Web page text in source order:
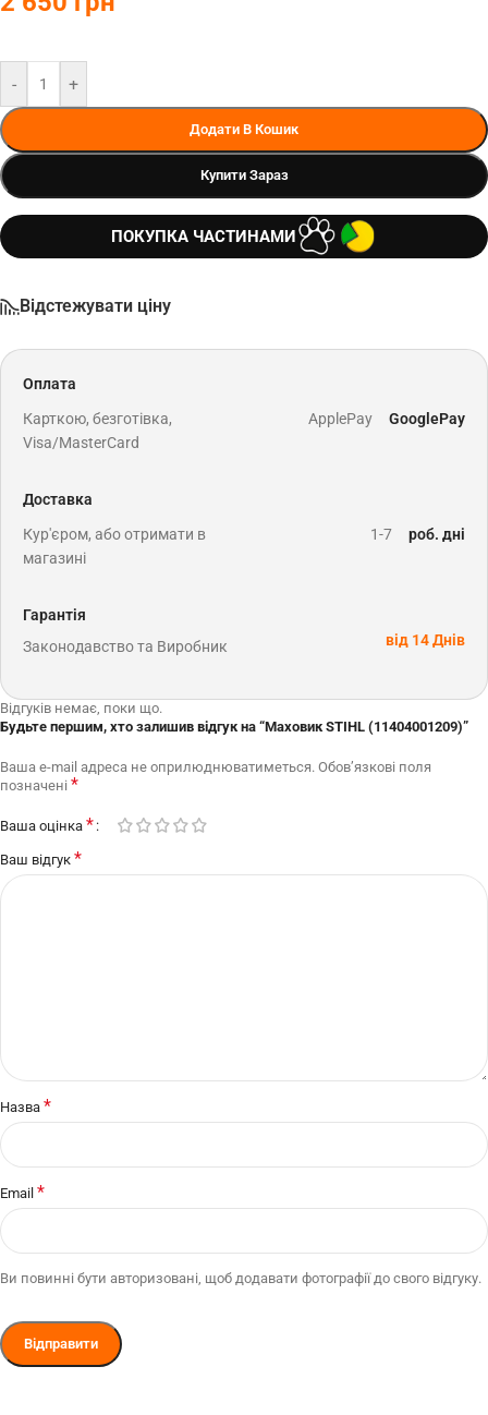
- +
Додати В Кошик
Купити Зараз
ПОКУПКА ЧАСТИНАМИ
Відстежувати ціну
Оплата
Карткою, безготівка,
Visa/MasterCard
ApplePay GooglePay
Доставка
Кур'єром, або отримати в
магазині
1-7 роб. дні
Гарантія
Законодавство та Виробник
від 14 Днів
Відгуків немає, поки що.
Будьте першим, хто залишив відгук на “Маховик STIHL (11404001209)”
Ваша e-mail адреса не оприлюднюватиметься. Обов’язкові поля
позначені *
Ваша оцінка *
Ваш відгук *
Назва *
Email *
Ви повинні бути авторизовані, щоб додавати фотографії до свого відгуку.